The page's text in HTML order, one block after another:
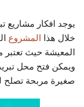
يوجد افكار مشاريع
خلال هذا
المشروع
المعيشة حيث تعتبر
ويمكن فتح محل
صغيرة مربحة تصلح